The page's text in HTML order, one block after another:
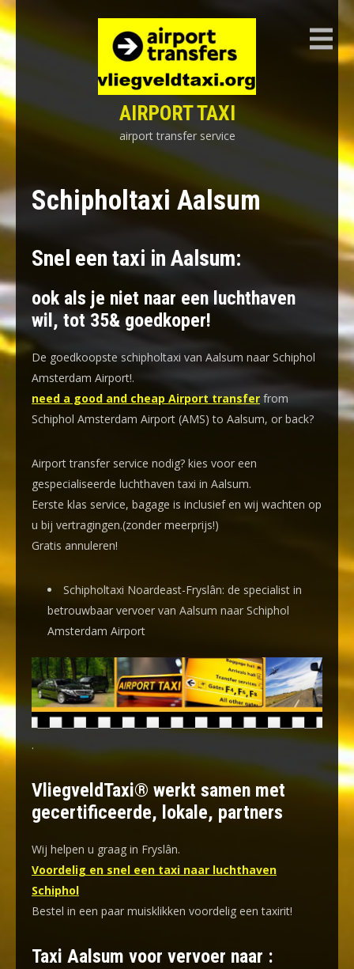
Skip
to
AIRPORT TAXI
airport transfer service
Schipholtaxi Aalsum
Snel een taxi in Aalsum:
ook als je niet naar een luchthaven
wil, tot 35& goedkoper!
De goedkoopste schipholtaxi van Aalsum naar Schiphol
Amsterdam Airport!.
need a good and cheap Airport transfer from
Schiphol Amsterdam Airport (AMS) to Aalsum, or back?
Airport transfer service nodig? kies voor een
gespecialiseerde luchthaven taxi in Aalsum.
Eerste klas service, bagage is inclusief en wij wachten op
u bij vertragingen.(zonder meerprijs!)
Gratis annuleren!
Schipholtaxi Noardeast-Fryslân: de specialist in
betrouwbaar vervoer van Aalsum naar Schiphol
Amsterdam Airport
.
VliegveldTaxi® werkt samen met
gecertificeerde, lokale, partners
Wij helpen u graag in Fryslân.
Voordelig en snel een taxi naar luchthaven
Schiphol
Bestel in een paar muisklikken voordelig een taxirit!
Taxi Aalsum voor vervoer naar :